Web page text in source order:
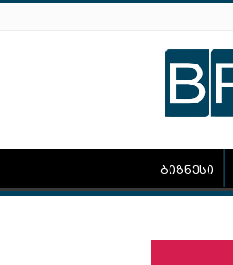
ბიზნესი